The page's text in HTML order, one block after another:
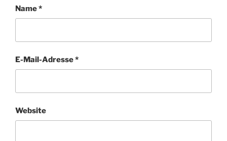
Name*
E-Mail-Adresse*
Website